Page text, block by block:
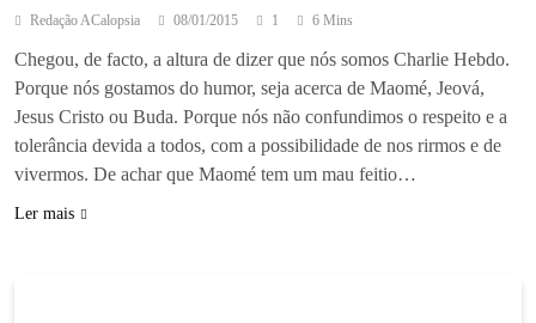
Redação ACalopsia 08/01/2015 1 6 Mins
Chegou, de facto, a altura de dizer que nós somos Charlie Hebdo.
Porque nós gostamos do humor, seja acerca de Maomé, Jeová,
Jesus Cristo ou Buda. Porque nós não confundimos o respeito e a
tolerância devida a todos, com a possibilidade de nos rirmos e de
vivermos. De achar que Maomé tem um mau feitio…
Ler mais